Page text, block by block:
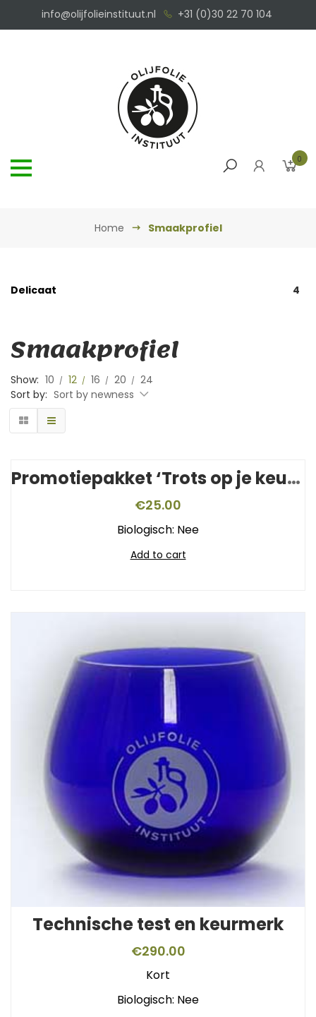
info@olijfolieinstituut.nl +31 (0)30 22 70 104
0
Home Smaakprofiel
Delicaat 4
Smaakprofiel
Show: 10 12 16 20
24
Sort by: Sort by newness
Promotiepakket ‘Trots op je keurmerk’
€25.00
Biologisch: Nee
Add to cart
Technische test en keurmerk
€290.00
Kort
Biologisch: Nee